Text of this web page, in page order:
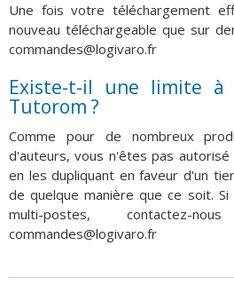
Une fois votre téléchargement
nouveau téléchargeable que sur
commandes@logivaro.fr
Existe-t-il une limite
Tutorom ?
Comme pour de nombreux
d'auteurs, vous n'êtes pas
en les dupliquant en faveur d'un
de quelque manière que ce soit.
multi-postes,
commandes@logivaro.fr